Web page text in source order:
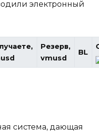
электронный
Резерв,
vmusd
BL
система, дающая